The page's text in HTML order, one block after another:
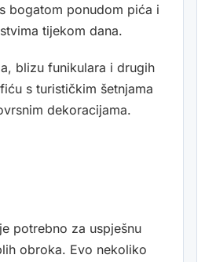
bogatom ponudom pića i
tijekom dana.
blizu funikulara i drugih
s turističkim šetnjama
dekoracijama.
potrebno za uspješnu
obroka. Evo nekoliko